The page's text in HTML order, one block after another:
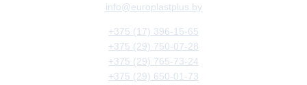
info@europlastplus.by
+375 (17) 396-15-65
+375 (29) 750-07-28
+375 (29) 765-73-24
+375 (29) 650-01-73